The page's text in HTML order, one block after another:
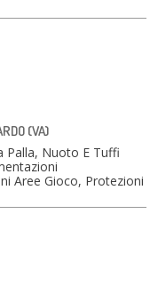
(VA)
Palla, Nuoto E Tuffi
Aree Gioco, Protezioni